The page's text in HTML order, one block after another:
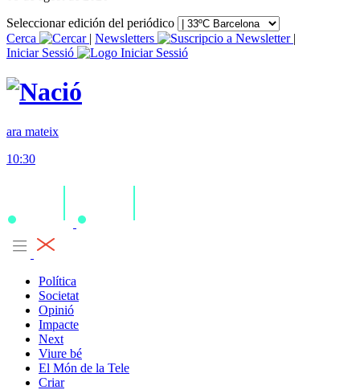
Seleccionar edición del periódico
Cerca
| Newsletters
|
Iniciar Sessió
ara mateix
10:30
Política
Societat
Opinió
Impacte
Next
Viure bé
El Món de la Tele
Criar